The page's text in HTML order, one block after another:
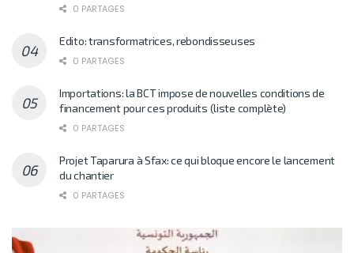
0 PARTAGES
Edito: transformatrices, rebondisseuses
0 PARTAGES
Importations: la BCT impose de nouvelles conditions de
financement pour ces produits (liste complète)
0 PARTAGES
Projet Taparura à Sfax: ce qui bloque encore le lancement
du chantier
0 PARTAGES